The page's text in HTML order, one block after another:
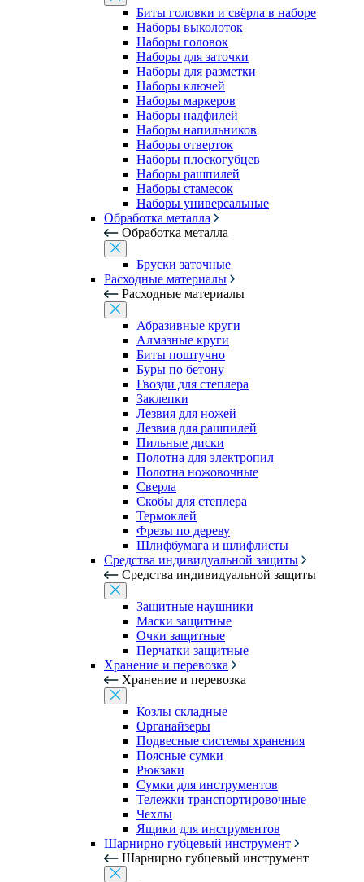
Биты головки и свёрла в наборе
Наборы выколоток
Наборы головок
Наборы для заточки
Наборы для разметки
Наборы ключей
Наборы маркеров
Наборы надфилей
Наборы напильников
Наборы отверток
Наборы плоскогубцев
Наборы рашпилей
Наборы стамесок
Наборы универсальные
Обработка металла
Обработка металла
Бруски заточные
Расходные материалы
Расходные материалы
Абразивные круги
Алмазные круги
Биты поштучно
Буры по бетону
Гвозди для степлера
Заклепки
Лезвия для ножей
Лезвия для рашпилей
Пильные диски
Полотна для электропил
Полотна ножовочные
Сверла
Скобы для степлера
Термоклей
Фрезы по дереву
Шлифбумага и шлифлисты
Средства индивидуальной защиты
Средства индивидуальной защиты
Защитные наушники
Маски защитные
Очки защитные
Перчатки защитные
Хранение и перевозка
Хранение и перевозка
Козлы складные
Органайзеры
Подвесные системы хранения
Поясные сумки
Рюкзаки
Сумки для инструментов
Тележки транспортировочные
Чехлы
Ящики для инструментов
Шарнирно губцевый инструмент
Шарнирно губцевый инструмент